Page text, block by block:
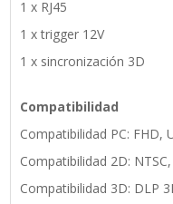
1 x RJ45
1 x trigger 12V
1 x sincronización 3D
Compatibilidad
Compatibilidad PC: FHD,
Compatibilidad 2D:
Compatibilidad 3D: DLP